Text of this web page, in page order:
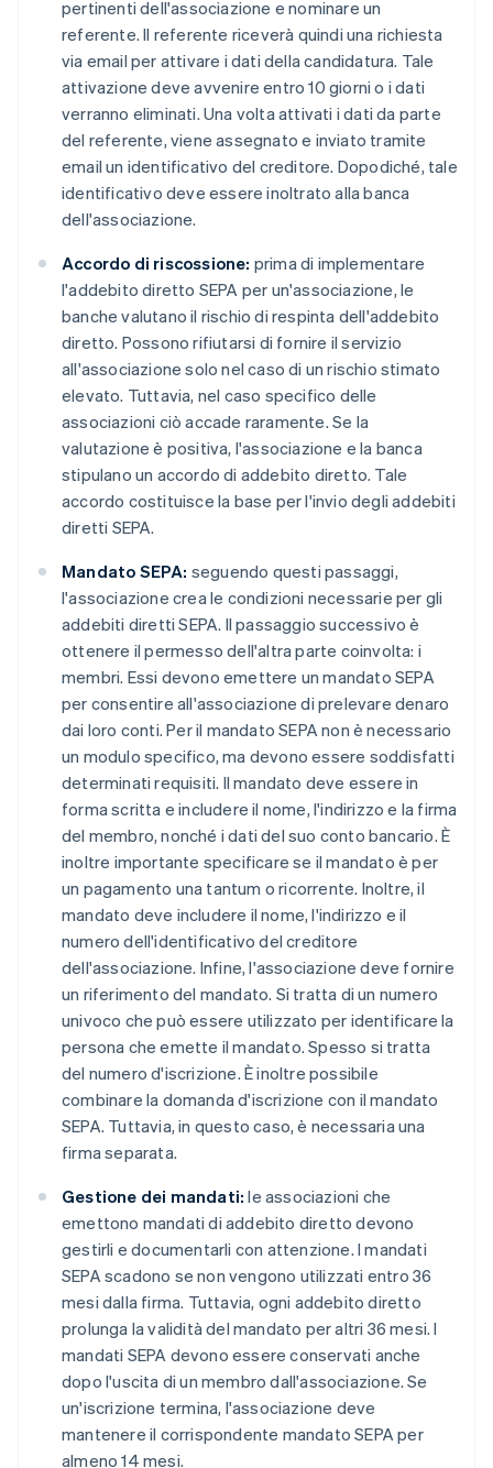
pertinenti dell'associazione e nominare un
referente. Il referente riceverà quindi una richiesta
via email per attivare i dati della candidatura. Tale
attivazione deve avvenire entro 10 giorni o i dati
verranno eliminati. Una volta attivati i dati da parte
del referente, viene assegnato e inviato tramite
email un identificativo del creditore. Dopodiché, tale
identificativo deve essere inoltrato alla banca
dell'associazione.
Accordo di riscossione: prima di implementare
l'addebito diretto SEPA per un'associazione, le
banche valutano il rischio di respinta dell'addebito
diretto. Possono rifiutarsi di fornire il servizio
all'associazione solo nel caso di un rischio stimato
elevato. Tuttavia, nel caso specifico delle
associazioni ciò accade raramente. Se la
valutazione è positiva, l'associazione e la banca
stipulano un accordo di addebito diretto. Tale
accordo costituisce la base per l'invio degli addebiti
diretti SEPA.
Mandato SEPA: seguendo questi passaggi,
l'associazione crea le condizioni necessarie per gli
addebiti diretti SEPA. Il passaggio successivo è
ottenere il permesso dell'altra parte coinvolta: i
membri. Essi devono emettere un mandato SEPA
per consentire all'associazione di prelevare denaro
dai loro conti. Per il mandato SEPA non è necessario
un modulo specifico, ma devono essere soddisfatti
determinati requisiti. Il mandato deve essere in
forma scritta e includere il nome, l'indirizzo e la firma
del membro, nonché i dati del suo conto bancario. È
inoltre importante specificare se il mandato è per
un pagamento una tantum o ricorrente. Inoltre, il
mandato deve includere il nome, l'indirizzo e il
numero dell'identificativo del creditore
dell'associazione. Infine, l'associazione deve fornire
un riferimento del mandato. Si tratta di un numero
univoco che può essere utilizzato per identificare la
persona che emette il mandato. Spesso si tratta
del numero d'iscrizione. È inoltre possibile
combinare la domanda d'iscrizione con il mandato
SEPA. Tuttavia, in questo caso, è necessaria una
firma separata.
Gestione dei mandati: le associazioni che
emettono mandati di addebito diretto devono
gestirli e documentarli con attenzione. I mandati
SEPA scadono se non vengono utilizzati entro 36
mesi dalla firma. Tuttavia, ogni addebito diretto
prolunga la validità del mandato per altri 36 mesi. I
mandati SEPA devono essere conservati anche
dopo l'uscita di un membro dall'associazione. Se
un'iscrizione termina, l'associazione deve
mantenere il corrispondente mandato SEPA per
almeno 14 mesi.